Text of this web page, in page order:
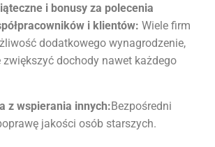
i bonusy za polecenia
i klientów: Wiele firm
dodatkowego wynagrodzenie,
zwiększyć dochody nawet każdego
z wspierania innych:Bezpośredni
jakości osób starszych.